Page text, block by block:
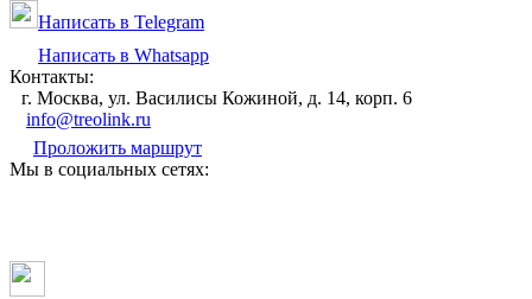
Написать в Telegram
Написать в Whatsapp
Контакты:
г. Москва, ул. Василисы Кожиной, д. 14, корп. 6
info@treolink.ru
Проложить маршрут
Мы в социальных сетях: